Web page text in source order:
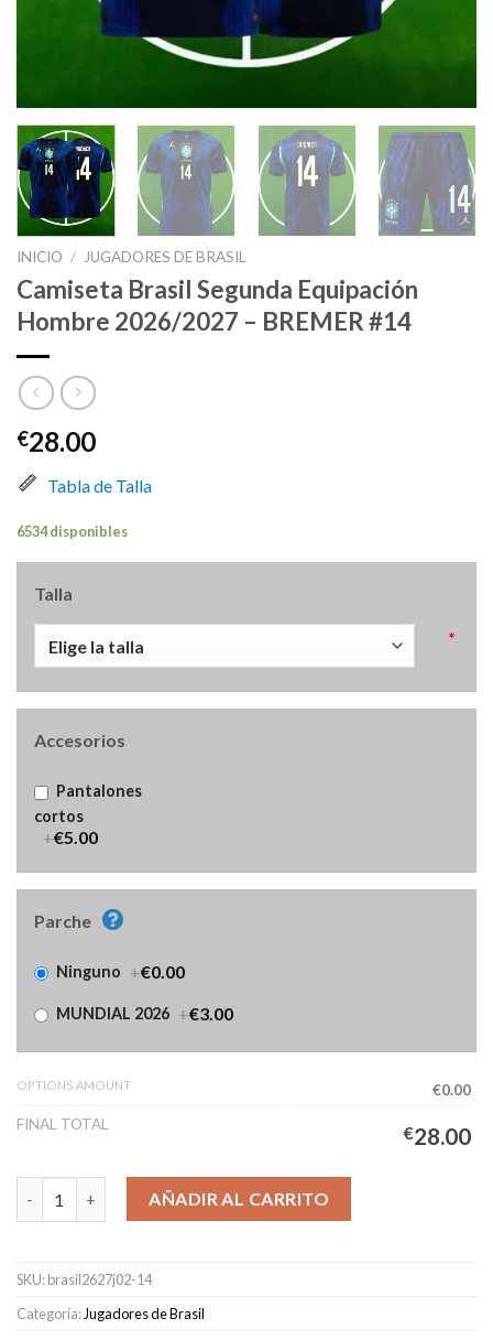
INICIO / JUGADORES DE BRASIL
Camiseta Brasil Segunda Equipación
Hombre 2026/2027 – BREMER #14
€28.00
Tabla de Talla
6534 disponibles
Talla
*
Accesorios
Pantalones
cortos
+€5.00
Parche
Ninguno +€0.00
MUNDIAL 2026 +€3.00
OPTIONS AMOUNT
€0.00
FINAL TOTAL
€28.00
Camiseta Brasil Segunda Equipación Hombre 2026/2027 -
AÑADIR AL CARRITO
SKU:brasil2627j02-14
Categoría:Jugadores de Brasil